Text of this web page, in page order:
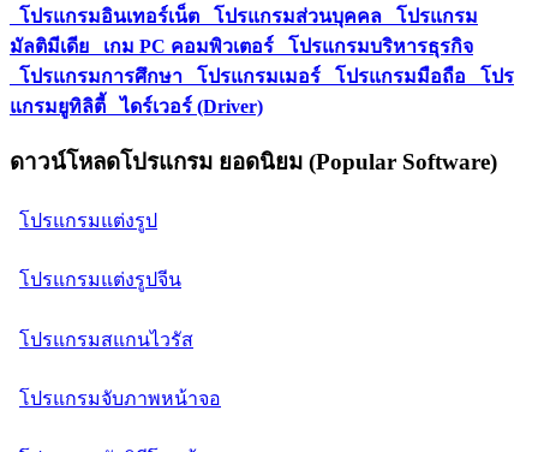
โปรแกรมอินเทอร์เน็ต โปรแกรมส่วนบุคคล
โปรแกรม
มัลติมีเดีย
เกม PC คอมพิวเตอร์
โปรแกรมบริหารธุรกิจ
โปรแกรมการศึกษา
โปรแกรมเมอร์ โปรแกรมมือถือ
โปร
แกรมยูทิลิตี้
ไดร์เวอร์ (Driver)
ดาวน์โหลดโปรแกรม ยอดนิยม (Popular Software)
โปรแกรมแต่งรูป
โปรแกรมแต่งรูปจีน
โปรแกรมสแกนไวรัส
โปรแกรมจับภาพหน้าจอ